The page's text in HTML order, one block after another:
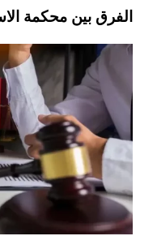
الفرق بين محكمة